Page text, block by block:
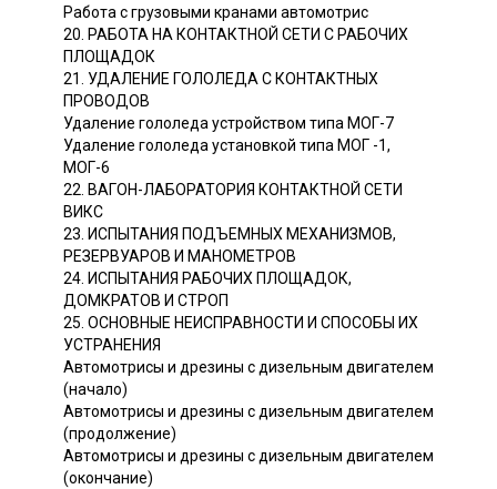
Работа с грузовыми кранами автомотрис
20. РАБОТА НА КОНТАКТНОЙ СЕТИ С РАБОЧИХ
ПЛОЩАДОК
21. УДАЛЕНИЕ ГОЛОЛЕДА С КОНТАКТНЫХ
ПРОВОДОВ
Удаление гололеда устройством типа МОГ-7
Удаление гололеда установкой типа МОГ -1,
МОГ-6
22. ВАГОН-ЛАБОРАТОРИЯ КОНТАКТНОЙ СЕТИ
ВИКС
23. ИСПЫТАНИЯ ПОДЪЕМНЫХ МЕХАНИЗМОВ,
РЕЗЕРВУАРОВ И МАНОМЕТРОВ
24. ИСПЫТАНИЯ РАБОЧИХ ПЛОЩАДОК,
ДОМКРАТОВ И СТРОП
25. ОСНОВНЫЕ НЕИСПРАВНОСТИ И СПОСОБЫ ИХ
УСТРАНЕНИЯ
Автомотрисы и дрезины с дизельным двигателем
(начало)
Автомотрисы и дрезины с дизельным двигателем
(продолжение)
Автомотрисы и дрезины с дизельным двигателем
(окончание)